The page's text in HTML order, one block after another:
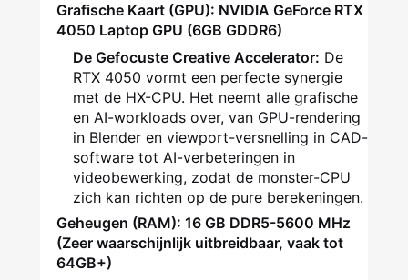
Grafische Kaart (GPU): NVIDIA GeForce RTX
4050 Laptop GPU (6GB GDDR6)
De Gefocuste Creative Accelerator: De
RTX 4050 vormt een perfecte synergie
met de HX-CPU. Het neemt alle grafische
en AI-workloads over, van GPU-rendering
in Blender en viewport-versnelling in CAD-
software tot AI-verbeteringen in
videobewerking, zodat de monster-CPU
zich kan richten op de pure berekeningen.
Geheugen (RAM): 16 GB DDR5-5600 MHz
(Zeer waarschijnlijk uitbreidbaar, vaak tot
64GB+)